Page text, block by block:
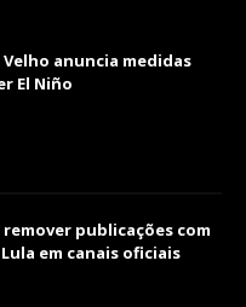
anuncia medidas
El Niño
remover publicações com
em canais oficiais